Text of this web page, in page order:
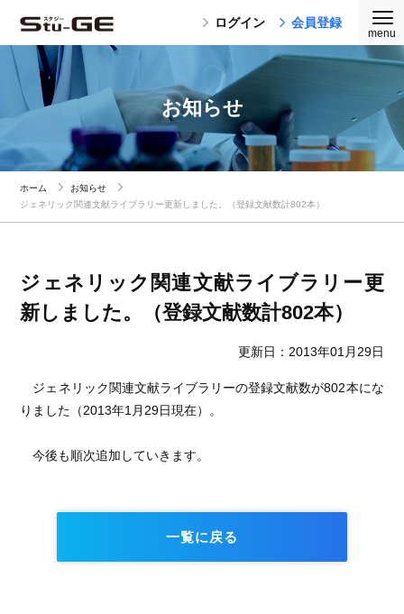
ログイン 会員登録
お知らせ
ホーム
お知らせ
ジェネリック関連文献ライブラリー更新しました。（登録文献数計802本）
ジェネリック関連文献ライブラリー更
新しました。（登録文献数計802本）
更新日：2013年01月29日
ジェネリック関連文献ライブラリーの登録文献数が802本にな
りました（2013年1月29日現在）。
今後も順次追加していきます。
一覧に戻る